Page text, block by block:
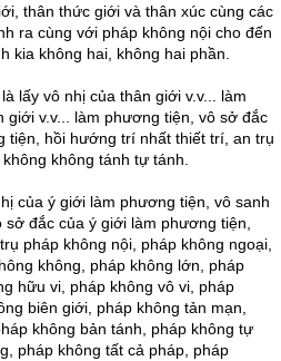
thân thức giới và thân xúc cùng các
ra cùng với pháp không nội cho đến
kia không hai, không hai phần.
lấy vô nhị của thân giới v.v... làm
giới v.v... làm phương tiện, vô sở đắc
tiện, hồi hướng trí nhất thiết trí, an trụ
không tánh tự tánh.
của ý giới làm phương tiện, vô sanh
đắc của ý giới làm phương tiện,
pháp không nội, pháp không ngoại,
không, pháp không lớn, pháp
hữu vi, pháp không vô vi, pháp
biên giới, pháp không tản mạn,
không bản tánh, pháp không tự
pháp không tất cả pháp, pháp